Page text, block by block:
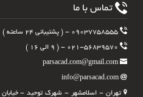
تماس با ما
۰۹۰۳۷۷۵۸۵۵۵ - ( پشتیبانی ۲۴ ساعته )
parsacad.com@gmail.com
info@parsacad.com